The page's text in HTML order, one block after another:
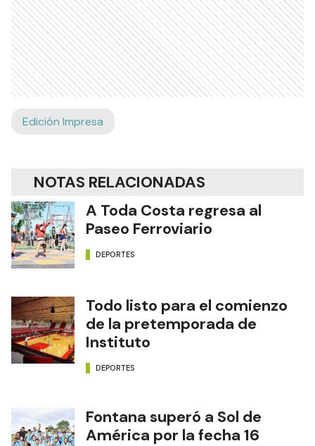
Edición Impresa
NOTAS RELACIONADAS
A Toda Costa regresa al
Paseo Ferroviario
DEPORTES
Todo listo para el comienzo
de la pretemporada de
Instituto
DEPORTES
Fontana superó a Sol de
América por la fecha 16